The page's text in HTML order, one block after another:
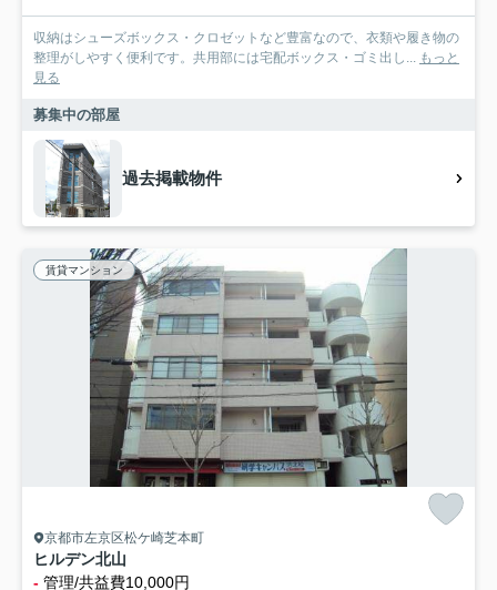
収納はシューズボックス・クロゼットなど豊富なので、衣類や履き物の
整理がしやすく便利です。共用部には宅配ボックス・ゴミ出し... もっと
見る
募集中の部屋
過去掲載物件
賃貸マンション
京都市左京区松ケ崎芝本町
ヒルデン北山
- 管理/共益費10,000円